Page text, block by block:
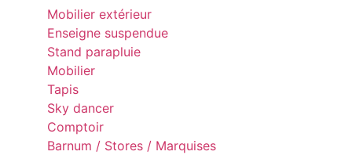
Mobilier extérieur
Enseigne suspendue
Stand parapluie
Mobilier
Tapis
Sky dancer
Comptoir
Barnum / Stores / Marquises